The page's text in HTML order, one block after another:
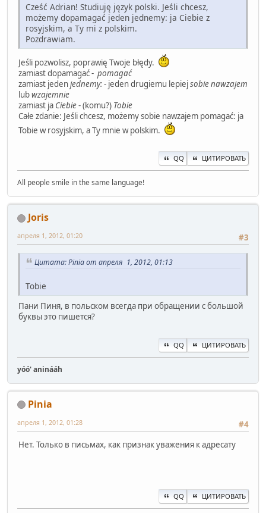
Cześć Adrian! Studiuję język polski. Jeśli chcesz,
możemy dopamagać jeden jednemy: ja Ciebie z
rosyjskim, a Ty mi z polskim.
Pozdrawiam.
Jeśli pozwolisz, poprawię Twoje błędy.
zamiast dopamagać - pomagać
zamiast jedenjednemy:- jeden drugiemu lepiejsobie nawzajem
lubwzajemnie
zamiast ja Ciebie- (komu?) Tobie
Całe zdanie: Jeśli chcesz, możemy sobie nawzajem pomagać: ja
Tobie w rosyjskim, a Ty mnie w polskim.
QQ ЦИТИРОВАТЬ
All people smile in the same language!
Joris
#3
апреля 1, 2012, 01:20
Цитата: Pinia от апреля 1, 2012, 01:13
Tobie
Пани Пиня, в польском всегда при обращении с большой
буквы это пишется?
QQ ЦИТИРОВАТЬ
yóó' aninááh
Pinia
#4
апреля 1, 2012, 01:28
Нет. Только в письмах, как признак уважения к адресату
QQ ЦИТИРОВАТЬ